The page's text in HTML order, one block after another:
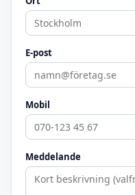
E-post
Mobil
Meddelande